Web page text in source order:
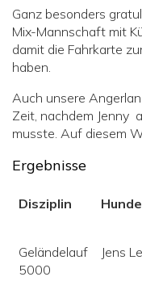
Ganz besonders
Mix-Mannschaft mit
damit die Fahrkarte
haben.
Auch unsere
Zeit, nachdem Jenny
musste. Auf diesem
Ergebnisse
Disziplin
Geländelauf
5000
Jens